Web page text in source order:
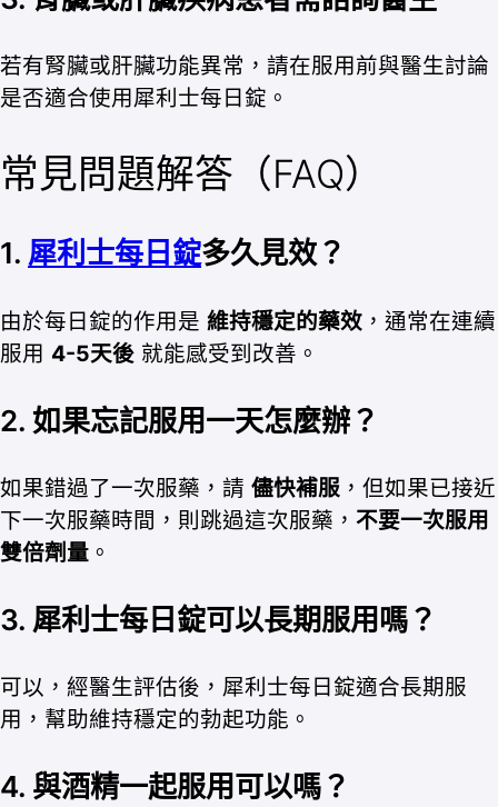
若有腎臟或肝臟功能異常，請在服用前與醫生討論
是否適合使用犀利士每日錠。
常見問題解答（FAQ）
1. 犀利士每日錠多久見效？
由於每日錠的作用是 維持穩定的藥效 ，通常在連續
服用 4-5天後 就能感受到改善。
2. 如果忘記服用一天怎麼辦？
如果錯過了一次服藥，請 儘快補服 ，但如果已接近
下一次服藥時間，則跳過這次服藥， 不要一次服用
雙倍劑量 。
3. 犀利士每日錠可以長期服用嗎？
可以，經醫生評估後，犀利士每日錠適合長期服
用，幫助維持穩定的勃起功能。
4. 與酒精一起服用可以嗎？